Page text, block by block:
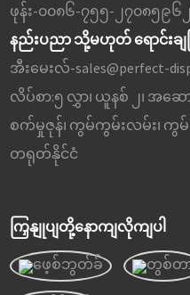
ဖုန်း-၀၀၈၆-၇၅၅-၂၇၀၈၅၉၆၂
နည်းပညာ သို့မဟုတ် ရောင်းခ
အီးမေးလ်-sales@perfect-
လိပ်စာ:၅ လွှာ၊ ယူနစ် ၂၊ အဆေ
စက်မှုဇုန်၊ ကွမ်ကွမ်းလမ်း၊ ကွမ်
တရုတ်နိုင်ငံ
ကြှနျုပျတို့နောကျလိုကျပါ